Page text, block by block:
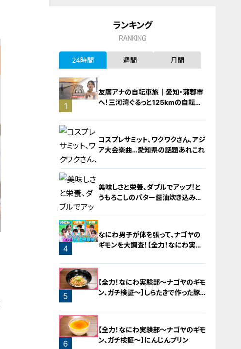
ランキング
RANKING
24時間 週間 月間
1
友廣アナの自転車旅｜愛知・蒲郡市
へ！三河湾ぐるっと125kmの自転車
2
コスプレサミット、ワクワクさん、アジ
ア大会楽曲…愛知県の話題あれこれ
3
美味しさと栄養、ダブルでアップ！と
うもろこしのバター醤油炊き込みご
4
なにわ男子が体を張って、ナゴヤの
ギモンを大調査！【全力！なにわ実験
5
【全力！なにわ実験部～ナゴヤのギモ
ン、ガチ検証～】しらたきで作った豚
6
【全力！なにわ実験部～ナゴヤのギモ
ン、ガチ検証～】にんじんプリン